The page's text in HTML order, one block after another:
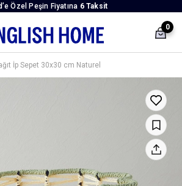
Özel Peşin Fiyatına 6 Taksit
0
İp Sepet 30x30 cm Naturel